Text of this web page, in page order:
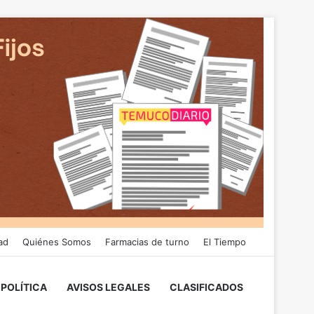
Quiénes Somos Farmacias de turno El Tiempo
POLÍTICA AVISOS LEGALES CLASIFICADOS